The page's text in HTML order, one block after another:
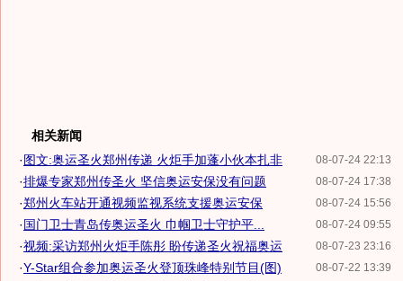
相关新闻
08-07-24 22:13
·图文:奥运圣火郑州传递 火炬手加蓬小伙本扎非
08-07-24 17:38
·排爆专家郑州传圣火 坚信奥运安保没有问题
08-07-24 15:56
·郑州火车站开通视频监视系统支援奥运安保
08-07-24 09:55
·国门卫士青岛传奥运圣火 巾帼卫士守护平...
08-07-23 23:16
·视频:采访郑州火炬手陈彤 盼传递圣火祝福奥运
08-07-22 13:39
·Y-Star组合参加奥运圣火登顶珠峰特别节目(图)